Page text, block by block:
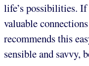
life’s possibilities.
valuable
recommends this
sensible and savvy,